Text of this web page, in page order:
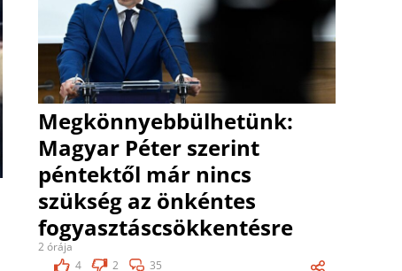
Megkönnyebbülhetünk:
Magyar Péter szerint
péntektől már nincs
szükség az önkéntes
fogyasztáscsökkentésre
2 órája
4
2 35